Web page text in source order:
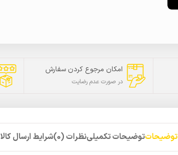
امکان مرجوع کردن سفارش
در صورت عدم رضایت
توضیحاتتوضیحات تکمیلینظرات (0) شرایط ارسال کالا